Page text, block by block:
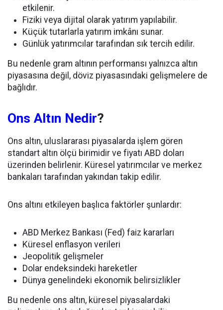
etkilenir.
Fiziki veya dijital olarak yatırım yapılabilir.
Küçük tutarlarla yatırım imkânı sunar.
Günlük yatırımcılar tarafından sık tercih edilir.
Bu nedenle gram altının performansı yalnızca altın
piyasasına değil, döviz piyasasındaki gelişmelere de
bağlıdır.
Ons Altın Nedir?
Ons altın, uluslararası piyasalarda işlem gören
standart altın ölçü birimidir ve fiyatı ABD doları
üzerinden belirlenir. Küresel yatırımcılar ve merkez
bankaları tarafından yakından takip edilir.
Ons altını etkileyen başlıca faktörler şunlardır:
ABD Merkez Bankası (Fed) faiz kararları
Küresel enflasyon verileri
Jeopolitik gelişmeler
Dolar endeksindeki hareketler
Dünya genelindeki ekonomik belirsizlikler
Bu nedenle ons altın, küresel piyasalardaki